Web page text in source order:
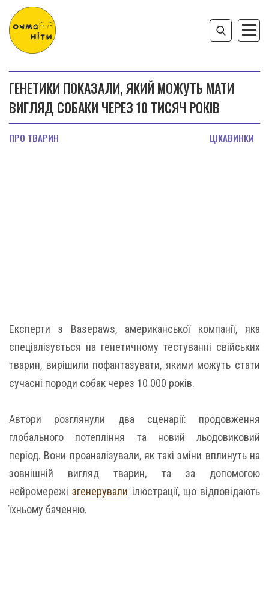
ГЕНЕТИКИ ПОКАЗАЛИ, ЯКИЙ МОЖУТЬ МАТИ
ВИГЛЯД СОБАКИ ЧЕРЕЗ 10 ТИСЯЧ РОКІВ
ПРО ТВАРИН ЦІКАВИНКИ
Експерти з Basepaws, американської компанії, яка
спеціалізується на генетичному тестуванні свійських
тварин, вирішили пофантазувати, якими можуть стати
сучасні породи собак через 10 000 років.
Автори розглянули два сценарії: продовження
глобального потепління та новий льодовиковий
період. Вони проаналізували, як такі зміни вплинуть на
зовнішній вигляд тварин, та за допомогою
нейромережізгенерували ілюстрації, що відповідають
їхньому баченню.